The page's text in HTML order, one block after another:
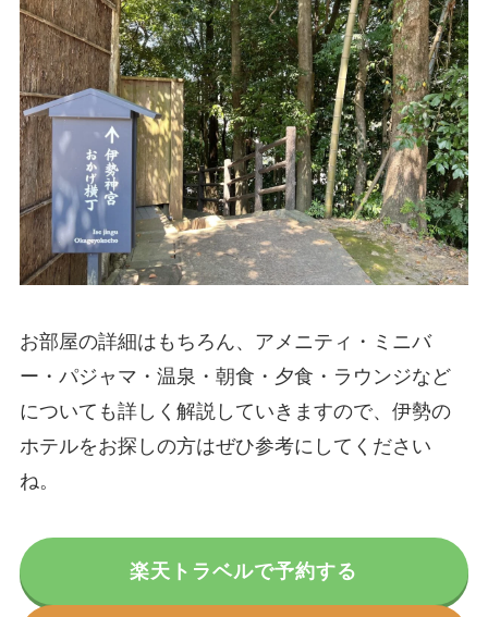
お部屋の詳細はもちろん、アメニティ・ミニバ
ー・パジャマ・温泉・朝食・夕食・ラウンジなど
についても詳しく解説していきますので、伊勢の
ホテルをお探しの方はぜひ参考にしてください
ね。
楽天トラベルで予約する